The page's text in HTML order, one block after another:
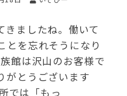
きましたね。働いて
とを忘れそうになり
館は沢山のお客様で
がとうございます
では「もっ